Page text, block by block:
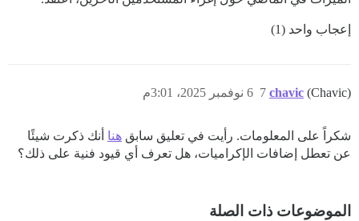
إعجاب واحد (1)
chavic (Chavic) 6 نوفمبر 2025، 3:01م 7
شكراً على المعلومات. رأيت في تعليق سابق هنا أنك ذكرت شيئًا
عن تعطل إضافات الإكراميات، هل تعرف أي قيود فنية على ذلك؟
الموضوعات ذات الصلة